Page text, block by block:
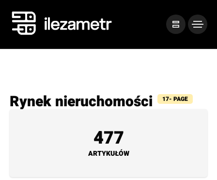
Rynek nieruchomości 17- PAGE
477
ARTYKUŁÓW